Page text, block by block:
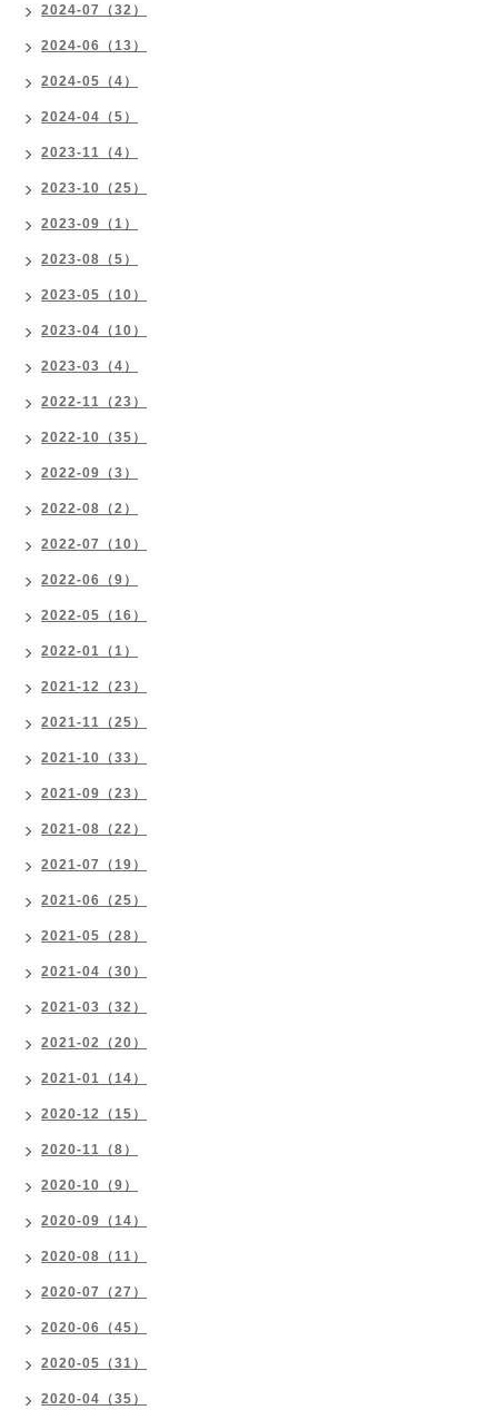
2024-07（32）
2024-06（13）
2024-05（4）
2024-04（5）
2023-11（4）
2023-10（25）
2023-09（1）
2023-08（5）
2023-05（10）
2023-04（10）
2023-03（4）
2022-11（23）
2022-10（35）
2022-09（3）
2022-08（2）
2022-07（10）
2022-06（9）
2022-05（16）
2022-01（1）
2021-12（23）
2021-11（25）
2021-10（33）
2021-09（23）
2021-08（22）
2021-07（19）
2021-06（25）
2021-05（28）
2021-04（30）
2021-03（32）
2021-02（20）
2021-01（14）
2020-12（15）
2020-11（8）
2020-10（9）
2020-09（14）
2020-08（11）
2020-07（27）
2020-06（45）
2020-05（31）
2020-04（35）